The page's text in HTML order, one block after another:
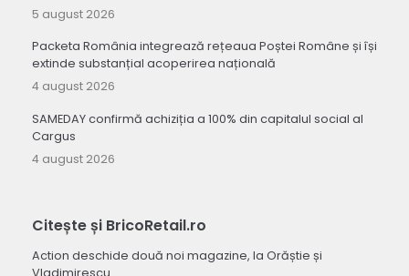
5 august 2026
Packeta România integrează rețeaua Poștei Române și își
extinde substanțial acoperirea națională
4 august 2026
SAMEDAY confirmă achiziția a 100% din capitalul social al
Cargus
4 august 2026
Citește și BricoRetail.ro
Action deschide două noi magazine, la Orăștie și
Vladimirescu